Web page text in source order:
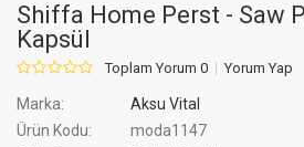
Shiffa Home Perst - Saw
Kapsül
Toplam Yorum 0 Yorum Yap
Marka:
Aksu Vital
Ürün Kodu:
moda1147